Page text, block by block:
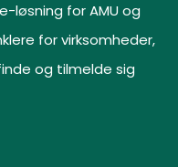
løsning for AMU og
for virksomheder,
og tilmelde sig